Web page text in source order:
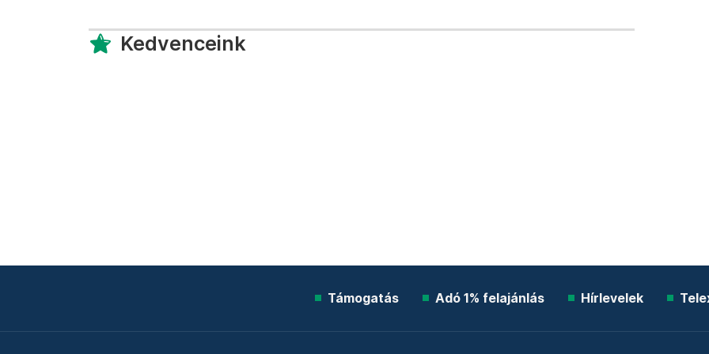
Kedvenceink
Támogatás Adó 1% felajánlás Hírlevelek